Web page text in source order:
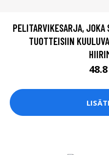
PELITARVIKESARJA,
TUOTTEISIIN